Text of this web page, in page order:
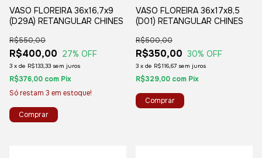
VASO FLOREIRA 36x16,7x9
(D29A) RETANGULAR CHINES
R$400,00
R$550,00
27% OFF
3 x de R$133,33 sem juros
R$376,00 com Pix
Só restam 3 em estoque!
VASO FLOREIRA 36x17x8,5
(D01) RETANGULAR CHINES
R$350,00
R$500,00
30% OFF
3 x de R$116,67 sem juros
R$329,00 com Pix